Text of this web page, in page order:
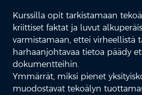
Kurssilla opit tarkistamaan
kriittiset faktat ja luvut
varmistamaan, ettei virheellistä
harhaanjohtavaa tietoa päädy
dokumentteihin.
Ymmärrät, miksi pienet
muodostavat tekoälyn